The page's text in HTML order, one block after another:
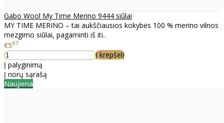
Gabo Wool My Time Merino 9444 siūlai
MY TIME MERINO – tai aukščiausios kokybės 100 % merino vilnos
mezgimo siūlai, pagaminti iš iti..
€567
Į krepšelį
Į palyginimą
Į norų sąrašą
Naujiena